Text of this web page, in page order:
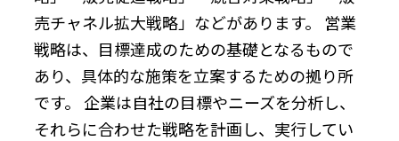
売チャネル拡大戦略」などがあります。 営業
戦略は、目標達成のための基礎となるもので
あり、具体的な施策を立案するための拠り所
です。 企業は自社の目標やニーズを分析し、
それらに合わせた戦略を計画し、実行してい